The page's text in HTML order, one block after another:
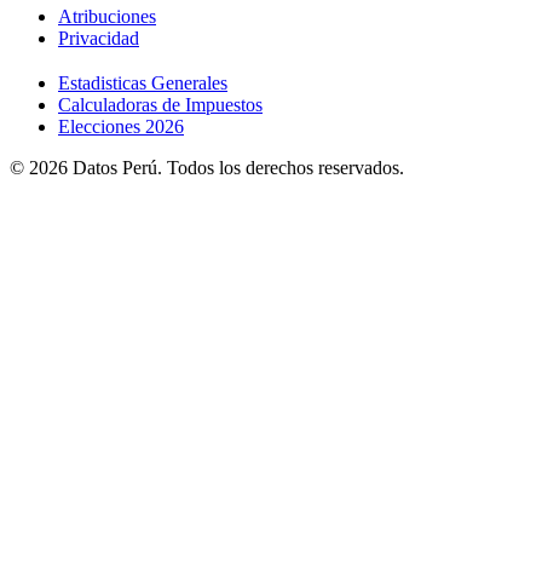
Atribuciones
Privacidad
Estadisticas Generales
Calculadoras de Impuestos
Elecciones 2026
© 2026 Datos Perú. Todos los derechos reservados.